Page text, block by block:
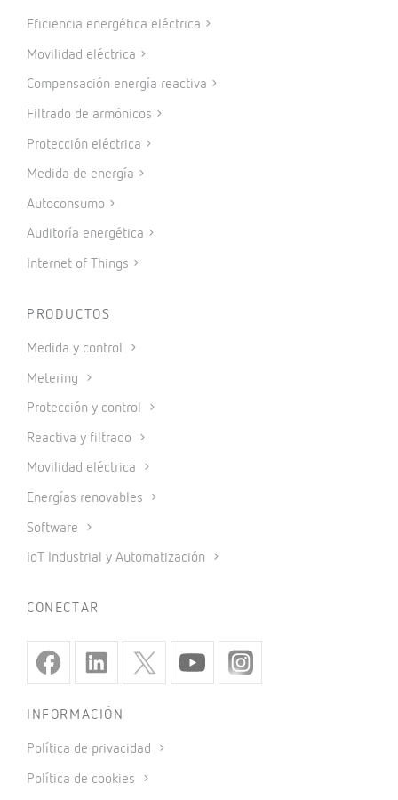
Eficiencia energética eléctrica
Movilidad eléctrica
Compensación energía reactiva
Filtrado de armónicos
Protección eléctrica
Medida de energía
Autoconsumo
Auditoría energética
Internet of Things
PRODUCTOS
Medida y control
Metering
Protección y control
Reactiva y filtrado
Movilidad eléctrica
Energías renovables
Software
IoT Industrial y Automatización
CONECTAR
INFORMACIÓN
Política de privacidad
Política de cookies